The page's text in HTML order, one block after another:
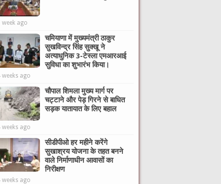
week ago
चमियाणा में मुख्यमंत्री ठाकुर
सुखविन्द्र सिंह सुक्खू ने
अत्याधुनिक 3-टेस्ला एमआरआई
सुविधा का शुभारंभ किया।
weeks ago
चौपाल शिमला मुख्य मार्ग पर
चट्टाने और पेड़ गिरने से बाधित
सड़क यातायात के लिए बहाल
weeks ago
सीडीपीओ हर महीने करेंगे
सुखाश्रय योजना के तहत बनने
वाले निर्माणाधीन आवासों का
निरीक्षण
weeks ago